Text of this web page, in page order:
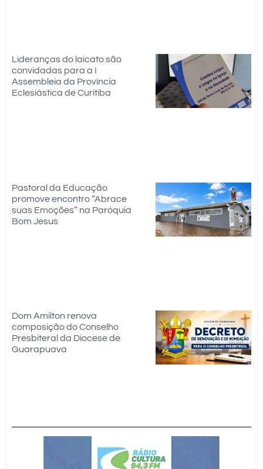
Lideranças do laicato são
convidadas para a I
Assembleia da Província
Eclesiástica de Curitiba
Pastoral da Educação
promove encontro “Abrace
suas Emoções” na Paróquia
Bom Jesus
Dom Amilton renova
composição do Conselho
Presbiteral da Diocese de
Guarapuava